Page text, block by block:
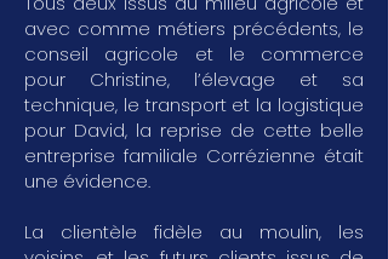
avec comme métiers précédents, le
conseil agricole et le commerce
pour Christine, l’élevage et sa
technique, le transport et la logistique
pour David, la reprise de cette belle
entreprise familiale Corrézienne était
une évidence.
La clientèle fidèle au moulin, les